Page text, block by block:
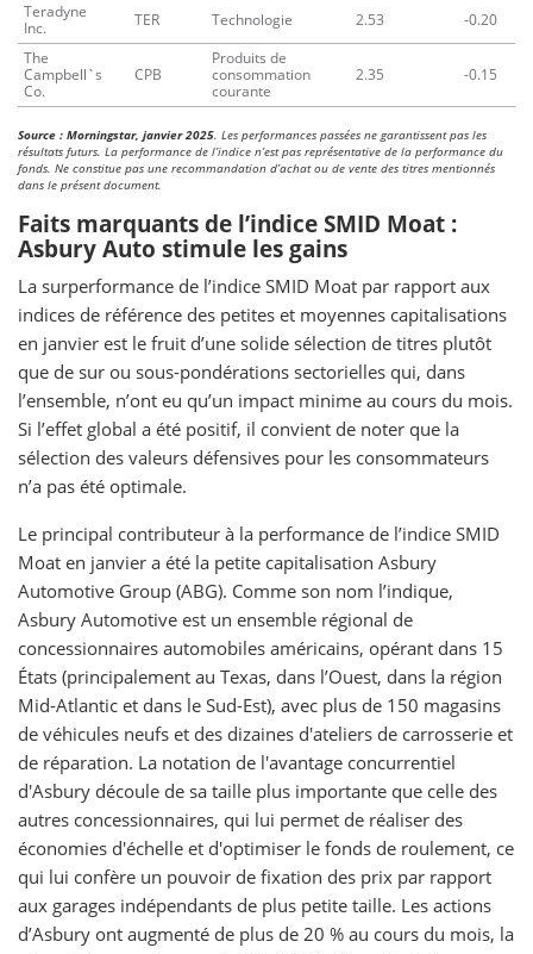
Teradyne
Inc.
TER Technologie 2.53
-0.20
The
Campbell`s
Co.
CPB
Produits de
consommation
courante
2.35 -0.15
Source : Morningstar, janvier 2025. Les performances passées ne garantissent pas les
résultats futurs. La performance de l’indice n’est pas représentative de la performance du
fonds. Ne constitue pas une recommandation d’achat ou de vente des titres mentionnés
dans le présent document.
Faits marquants de l’indice SMID Moat :
Asbury Auto stimule les gains
La surperformance de l’indice SMID Moat par rapport aux
indices de référence des petites et moyennes capitalisations
en janvier est le fruit d’une solide sélection de titres plutôt
que de sur ou sous-pondérations sectorielles qui, dans
l’ensemble, n’ont eu qu’un impact minime au cours du mois.
Si l’effet global a été positif, il convient de noter que la
sélection des valeurs défensives pour les consommateurs
n’a pas été optimale.
Le principal contributeur à la performance de l’indice SMID
Moat en janvier a été la petite capitalisation Asbury
Automotive Group (ABG). Comme son nom l’indique,
Asbury Automotive est un ensemble régional de
concessionnaires automobiles américains, opérant dans 15
États (principalement au Texas, dans l’Ouest, dans la région
Mid-Atlantic et dans le Sud-Est), avec plus de 150 magasins
de véhicules neufs et des dizaines d'ateliers de carrosserie et
de réparation. La notation de l'avantage concurrentiel
d'Asbury découle de sa taille plus importante que celle des
autres concessionnaires, qui lui permet de réaliser des
économies d'échelle et d'optimiser le fonds de roulement, ce
qui lui confère un pouvoir de fixation des prix par rapport
aux garages indépendants de plus petite taille. Les actions
d’Asbury ont augmenté de plus de 20 % au cours du mois, la